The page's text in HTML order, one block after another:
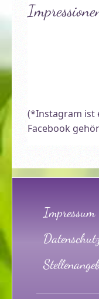
Impressum
(*Instagram ist
Facebook